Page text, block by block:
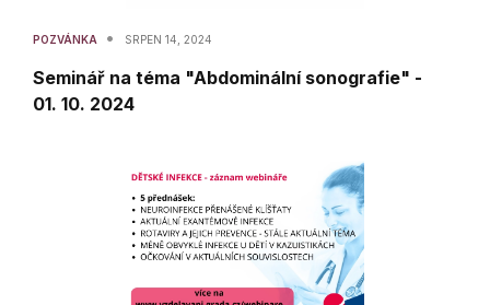
POZVÁNKA • SRPEN 14, 2024
Seminář na téma "Abdominální sonografie" -
01. 10. 2024